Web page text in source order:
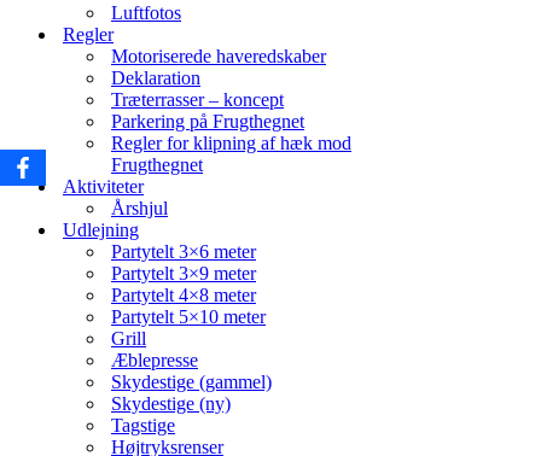
Luftfotos
Regler
Motoriserede haveredskaber
Deklaration
Træterrasser – koncept
Parkering på Frugthegnet
Regler for klipning af hæk mod
Frugthegnet
Aktiviteter
Årshjul
Udlejning
Partytelt 3×6 meter
Partytelt 3×9 meter
Partytelt 4×8 meter
Partytelt 5×10 meter
Grill
Æblepresse
Skydestige (gammel)
Skydestige (ny)
Tagstige
Højtryksrenser